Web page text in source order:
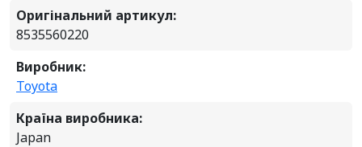
Оригінальний артикул:
8535560220
Виробник:
Toyota
Країна виробника:
Japan